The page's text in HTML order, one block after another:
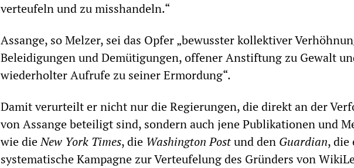
verteufeln und zu misshandeln.“
Assange, so Melzer, sei das Opfer „bewusster kollektiver
Beleidigungen und Demütigungen, offener Anstiftung zu Gewalt
wiederholter Aufrufe zu seiner Ermordung“.
Damit verurteilt er nicht nur die Regierungen, die direkt an der
von Assange beteiligt sind, sondern auch jene Publikationen und
wie dieNew York Times, die Washington Postund den Guardian, die
systematische Kampagne zur Verteufelung des Gründers von